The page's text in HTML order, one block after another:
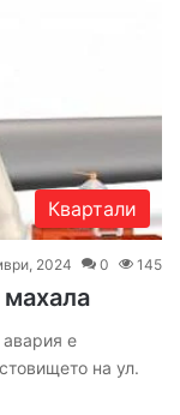
Квартали
2024 0 145
е
на ул.